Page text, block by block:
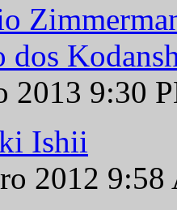
dos
2013 9:30
Ishii
2012